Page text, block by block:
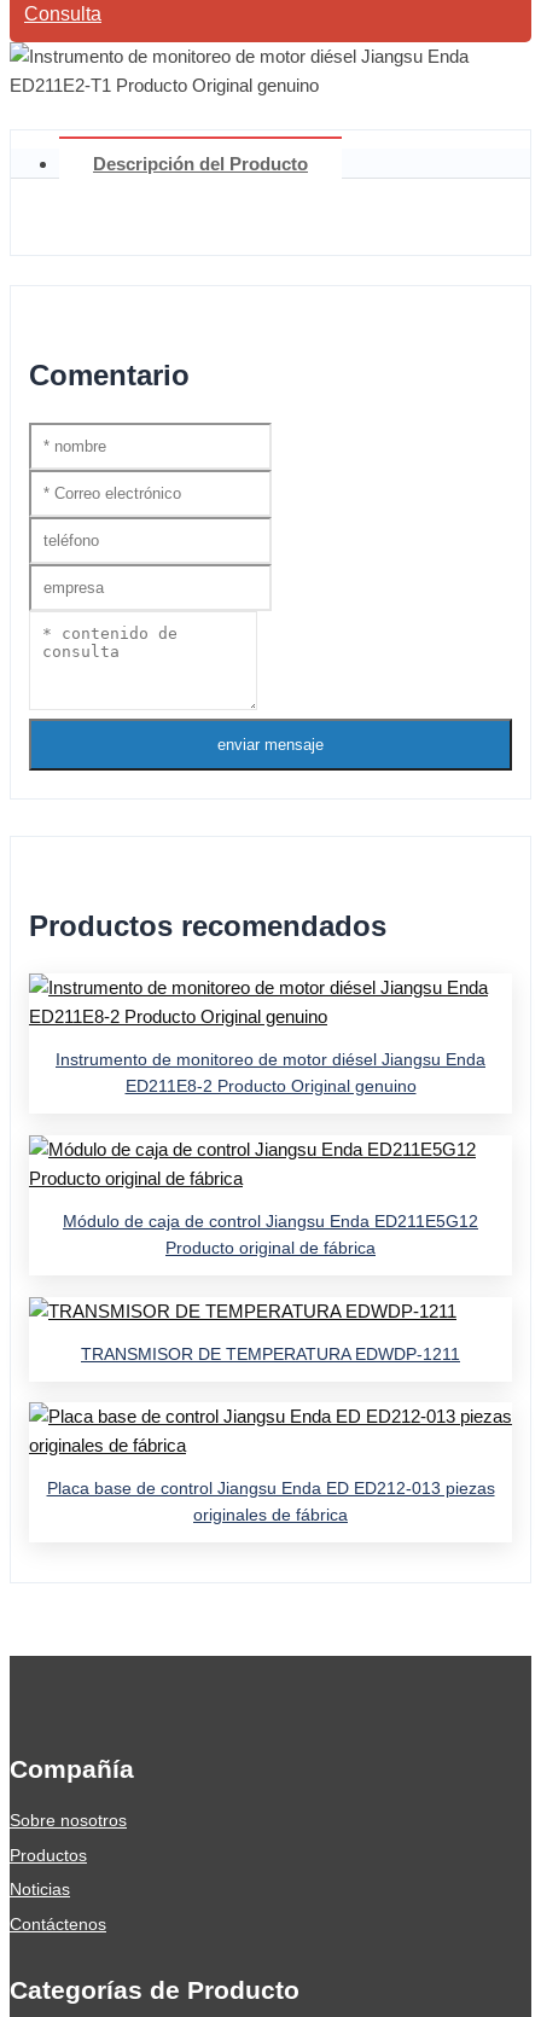
Consulta
Descripción del Producto
Comentario
enviar mensaje
Productos recomendados
Instrumento de monitoreo de motor diésel Jiangsu Enda
ED211E8-2 Producto Original genuino
Módulo de caja de control Jiangsu Enda ED211E5G12
Producto original de fábrica
TRANSMISOR DE TEMPERATURA EDWDP-1211
Placa base de control Jiangsu Enda ED ED212-013 piezas
originales de fábrica
Compañía
Sobre nosotros
Productos
Noticias
Contáctenos
Categorías de Producto